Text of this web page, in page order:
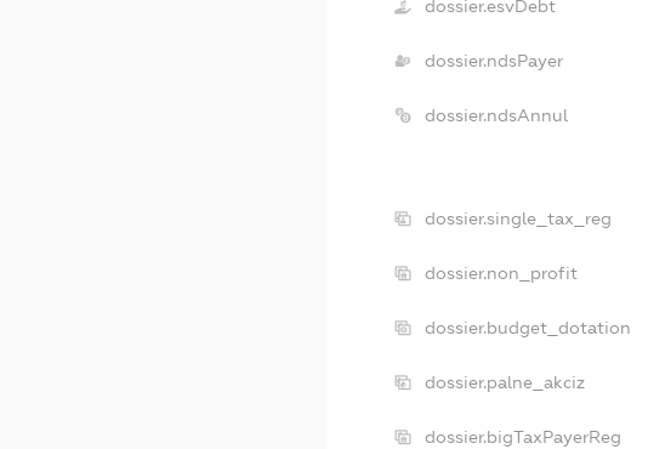
dossier.esvDebt
dossier.ndsPayer
dossier.ndsAnnul
dossier.single_tax_reg
dossier.non_profit
dossier.budget_dotation
dossier.palne_akciz
dossier.bigTaxPayerReg